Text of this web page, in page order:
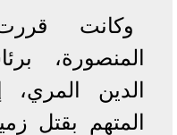
وكانت
المنصورة،
الدين المري،
المتهم بقتل